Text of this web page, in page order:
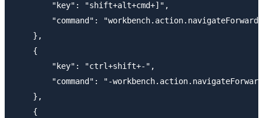
        "key": "shift+alt+cmd+]",
        "command": "workbench.action.navigateForward"
    },
    {
        "key": "ctrl+shift+-",
"command": "-
    },
    {